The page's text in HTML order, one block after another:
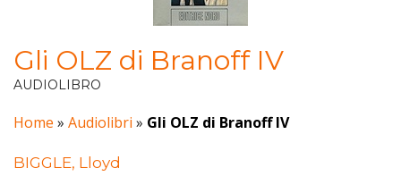
Gli OLZ di Branoff IV
AUDIOLIBRO
Home » Audiolibri » Gli OLZ di Branoff IV
BIGGLE, Lloyd